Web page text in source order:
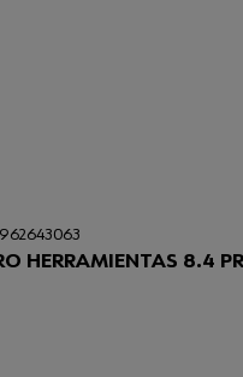
HERRAMIENTAS 8.4